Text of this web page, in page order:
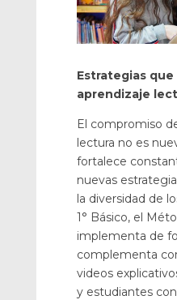
Estrategias
aprendizaje
El compromiso
lectura no es
fortalece
nuevas
la diversidad de
1° Básico, el
implementa de
complementa
videos
y estudiantes